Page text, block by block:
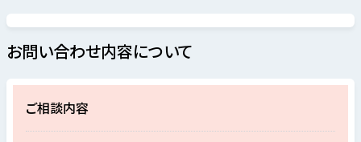
お問い合わせ内容について
ご相談内容